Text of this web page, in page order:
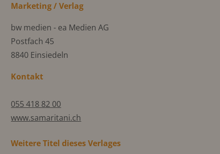
Marketing / Verlag
bw medien - ea Medien AG
Postfach 45
8840 Einsiedeln
Kontakt
055 418 82 00
www.samaritani.ch
Weitere Titel dieses Verlages